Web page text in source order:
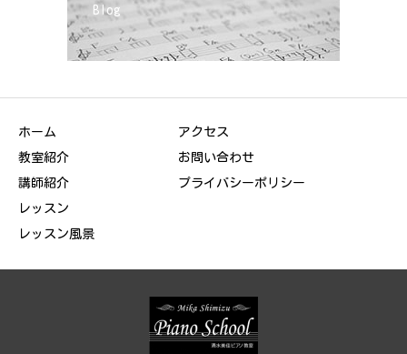
Blog
ホーム
教室紹介
講師紹介
レッスン
レッスン風景
アクセス
お問い合わせ
プライバシーポリシー